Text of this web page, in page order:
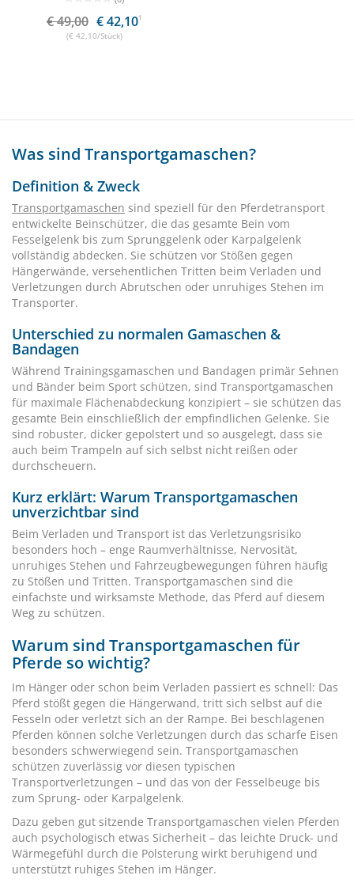
€ 49,00 € 42,101
(€ 42,10/Stück)
Was sind Transportgamaschen?
Definition & Zweck
Transportgamaschen sind speziell für den Pferdetransport
entwickelte Beinschützer, die das gesamte Bein vom
Fesselgelenk bis zum Sprunggelenk oder Karpalgelenk
vollständig abdecken. Sie schützen vor Stößen gegen
Hängerwände, versehentlichen Tritten beim Verladen und
Verletzungen durch Abrutschen oder unruhiges Stehen im
Transporter.
Unterschied zu normalen Gamaschen &
Bandagen
Während Trainingsgamaschen und Bandagen primär Sehnen
und Bänder beim Sport schützen, sind Transportgamaschen
für maximale Flächenabdeckung konzipiert – sie schützen das
gesamte Bein einschließlich der empfindlichen Gelenke. Sie
sind robuster, dicker gepolstert und so ausgelegt, dass sie
auch beim Trampeln auf sich selbst nicht reißen oder
durchscheuern.
Kurz erklärt: Warum Transportgamaschen
unverzichtbar sind
Beim Verladen und Transport ist das Verletzungsrisiko
besonders hoch – enge Raumverhältnisse, Nervosität,
unruhiges Stehen und Fahrzeugbewegungen führen häufig
zu Stößen und Tritten. Transportgamaschen sind die
einfachste und wirksamste Methode, das Pferd auf diesem
Weg zu schützen.
Warum sind Transportgamaschen für
Pferde so wichtig?
Im Hänger oder schon beim Verladen passiert es schnell: Das
Pferd stößt gegen die Hängerwand, tritt sich selbst auf die
Fesseln oder verletzt sich an der Rampe. Bei beschlagenen
Pferden können solche Verletzungen durch das scharfe Eisen
besonders schwerwiegend sein. Transportgamaschen
schützen zuverlässig vor diesen typischen
Transportverletzungen – und das von der Fesselbeuge bis
zum Sprung- oder Karpalgelenk.
Dazu geben gut sitzende Transportgamaschen vielen Pferden
auch psychologisch etwas Sicherheit – das leichte Druck- und
Wärmegefühl durch die Polsterung wirkt beruhigend und
unterstützt ruhiges Stehen im Hänger.